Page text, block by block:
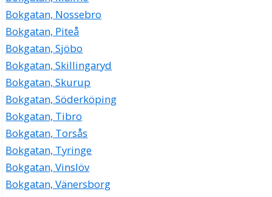
Bokgatan, Nossebro
Bokgatan, Piteå
Bokgatan, Sjöbo
Bokgatan, Skillingaryd
Bokgatan, Skurup
Bokgatan, Söderköping
Bokgatan, Tibro
Bokgatan, Torsås
Bokgatan, Tyringe
Bokgatan, Vinslöv
Bokgatan, Vänersborg